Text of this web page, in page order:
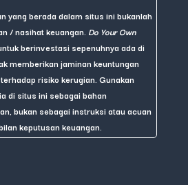
yang berada dalam situs ini bukanlah
/ nasihat keuangan. Do Your Own
berinvestasi sepenuhnya ada di
memberikan jaminan keuntungan
risiko kerugian. Gunakan
di situs ini sebagai bahan
bukan sebagai instruksi atau acuan
keputusan keuangan.